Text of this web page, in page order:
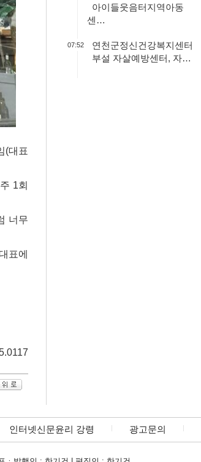
(대표
1회
너무
표에
아이들웃음터지역아동
센…
07:52
연천군정신건강복지센터
부설 자살예방센터, 자…
인터넷신문윤리 강령 광고문의